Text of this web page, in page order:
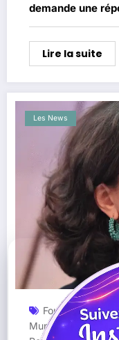
demande une
Lire la suite
Les News
Foulques
Municipales 2026 ,